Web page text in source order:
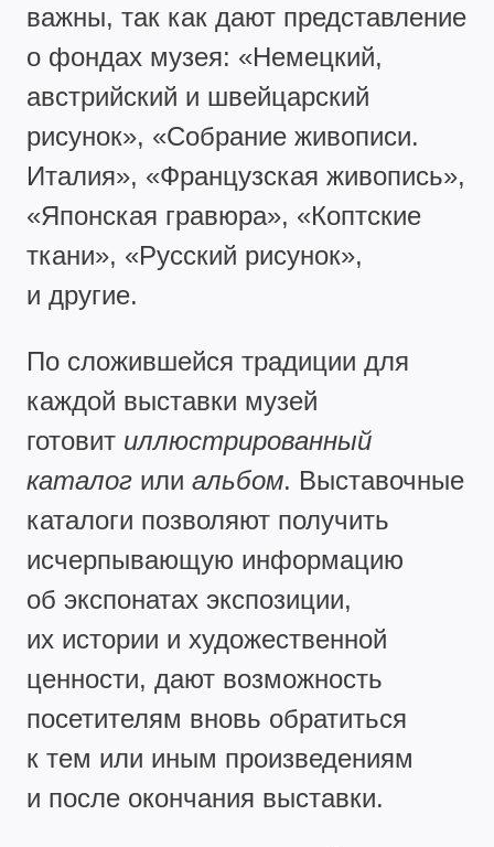
важны, так как дают представление
о фондах музея: «Немецкий,
австрийский и швейцарский
рисунок», «Собрание живописи.
Италия», «Французская живопись»,
«Японская гравюра», «Коптские
ткани», «Русский рисунок»,
и другие.
По сложившейся традиции для
каждой выставки музей
готовит иллюстрированный
каталог или альбом. Выставочные
каталоги позволяют получить
исчерпывающую информацию
об экспонатах экспозиции,
их истории и художественной
ценности, дают возможность
посетителям вновь обратиться
к тем или иным произведениям
и после окончания выставки.